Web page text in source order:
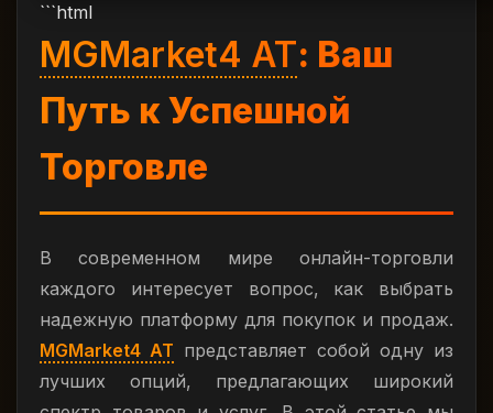
```html
MGMarket4 AT: Ваш
Путь к Успешной
Торговле
В современном мире онлайн-торговли
каждого интересует вопрос, как выбрать
надежную платформу для покупок и продаж.
MGMarket4 AT представляет собой одну из
лучших опций, предлагающих широкий